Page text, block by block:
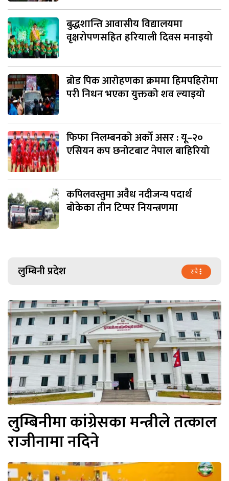
बुद्धशान्ति आवासीय विद्यालयमा
वृक्षरोपणसहित हरियाली दिवस मनाइयो
ब्रोड पिक आरोहणका क्रममा हिमपहिरोमा
परी निधन भएका युक्तको शव ल्याइयो
फिफा निलम्बनको अर्को असर : यू–२०
एसियन कप छनोटबाट नेपाल बाहिरियो
कपिलवस्तुमा अवैध नदीजन्य पदार्थ
बोकेका तीन टिप्पर नियन्त्रणमा
लुम्बिनी प्रदेश सबै
लुम्बिनीमा कांग्रेसका मन्त्रीले तत्काल
राजीनामा नदिने